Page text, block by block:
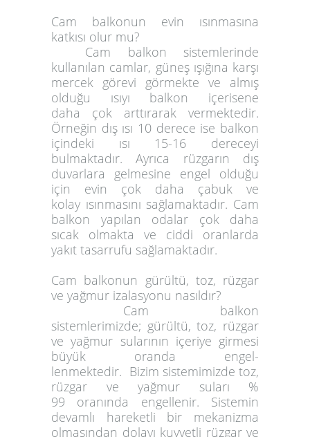
Cam balkonun evin ısınmasına
katkısı olur mu?
Cam balkon sistemlerinde
kullanılan camlar, güneş ışığına karşı
mercek görevi görmekte ve almış
olduğu ısıyı balkon içerisene
daha çok arttırarak vermektedir.
Örneğin dış ısı 10 derece ise balkon
içindeki ısı 15-16 dereceyi
bulmaktadır. Ayrıca rüzgarın dış
duvarlara gelmesine engel olduğu
için evin çok daha çabuk ve
kolay ısınmasını sağlamaktadır. Cam
balkon yapılan odalar çok daha
sıcak olmakta ve ciddi oranlarda
yakıt tasarrufu sağlamaktadır.
Cam balkonun gürültü, toz, rüzgar
ve yağmur izalasyonu nasıldır?
Cam balkon
sistemlerimizde; gürültü, toz, rüzgar
ve yağmur sularının içeriye girmesi
büyük oranda engel-
lenmektedir. Bizim sistemimizde toz,
rüzgar ve yağmur suları %
99 oranında engellenir. Sistemin
devamlı hareketli bir mekanizma
olmasından dolayı kuvvetli rüzgar ve